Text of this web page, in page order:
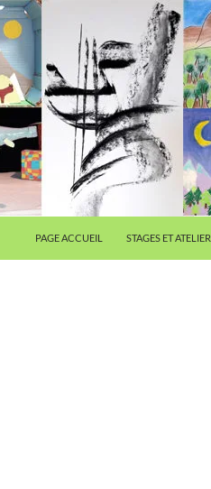
PAGE ACCUEIL STAGES ET